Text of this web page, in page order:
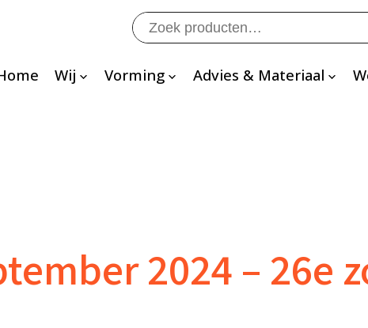
Zoeken
naar:
Wij Vorming Advies & Materiaal
2024 – 26e